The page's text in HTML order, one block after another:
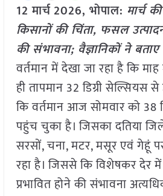
12 मार्च2026, भोपाल: मार्च
किसानों की चिंता, फसल
की संभावना; वैज्ञानिकों ने
वर्तमान में देखा जा रहा है कि
ही तापमान 32 डिग्री सेल्सियस
कि वर्तमान आज सोमवार को 38
पहुंच चुका है। जिसका दतिया
सरसों, चना, मटर, मसूर एवं गेहूं
रहा है। जिससे कि विशेषकर देर
प्रभावित होने की संभावना